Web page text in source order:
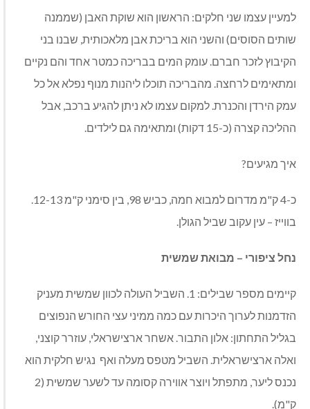
למעיין עצמו שני חלקים: הראשון הוא שוקת האבן (שממנה
שותים הסוסים) והשני הוא בריכת אבן מלאכותית, שבנו בני
הקיבוץ לזכר חברם. עומק המים בבריכה כמטר אחד והם נקיים
ומתאימים לרחצה. מהבריכה תוכלו ליהנות מנוף נפלא אל כל
עמק הירדן והכנרת. למקום עצמו לא ניתן להגיע ברכב, אבל
ההליכה קצרה (כ-15 דקות) ומתאימה גם לילדים.
איך מגיעים?
כ-4 ק"מ מדרום למבוא חמה, כביש 98, בין סימני ק"מ 12-13.
בווייז – עין עקוב שביל הגולן.
נחל ציפורי – מבואת שמשית
קיימים מספר שבילים: 1. השביל העולה לכוון שמשית מעניק
הזדמנות לערוך היכרות עם כמה ממיני עצי החורש הנפוצים
בגליל התחתון: אלון התבור. אשחר ארצישראלי, עוזרר קוצני,
ואלה ארצישראלית. השביל מטפס מעלה ואף נגיש חלקית הוא
נכנס ליער, מתפתל ויוצר אווירה קסומה עד לשער שמשית (2
ק"מ).